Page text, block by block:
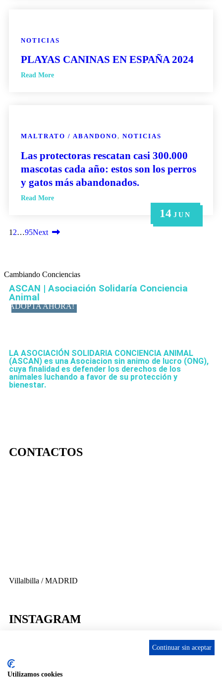
14 JUN
6 MAY
6 MAY
21 JUN
NOTICIAS
PLAYAS CANINAS EN ESPAÑA 2024
Read More
14 JUN
MALTRATO / ABANDONO, NOTICIAS
Las protectoras rescatan casi 300.000
mascotas cada año: estos son los perros
y gatos más abandonados.
Read More
1 2…95Next
Cambiando Conciencias
ASCAN | Asociación Solidaría Conciencia
Animal
ADOPTA AHORA!
LA ASOCIACIÓN SOLIDARIA CONCIENCIA ANIMAL
(ASCAN) es una Asociacion sin animo de lucro (ONG),
cuya finalidad es defender los derechos de los
animales luchando a favor de su protección y
bienestar.
CONTACTOS
Villalbilla / MADRID
INSTAGRAM
ENLACES
Continuar sin aceptar
Utilizamos cookies